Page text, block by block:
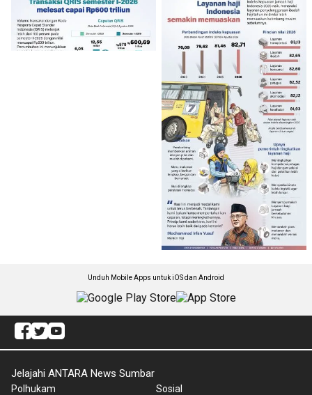
Unduh Mobile Apps untuk iOS dan Android
Jelajahi ANTARA News Sumbar
Polhukam
Sosial